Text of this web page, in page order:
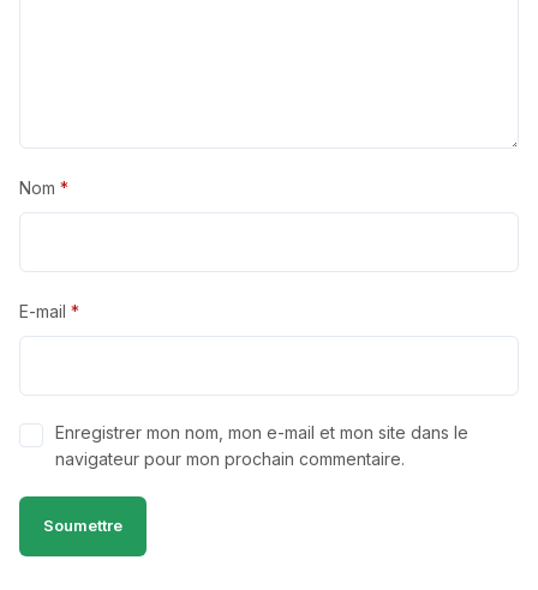
Nom *
E-mail *
Enregistrer mon nom, mon e-mail et mon site dans le
navigateur pour mon prochain commentaire.